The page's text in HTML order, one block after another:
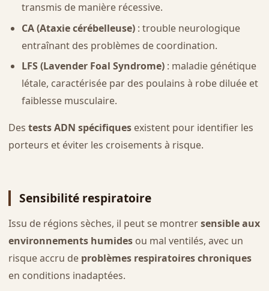
transmis de manière récessive.
CA (Ataxie cérébelleuse): trouble neurologique
entraînant des problèmes de coordination.
LFS (Lavender Foal Syndrome): maladie génétique
létale, caractérisée par des poulains à robe diluée et
faiblesse musculaire.
Des tests ADN spécifiquesexistent pour identifier les
porteurs et éviter les croisements à risque.
Sensibilité respiratoire
Issu de régions sèches, il peut se montrersensible aux
environnements humidesou mal ventilés, avec un
risque accru de problèmes respiratoires chroniques
en conditions inadaptées.